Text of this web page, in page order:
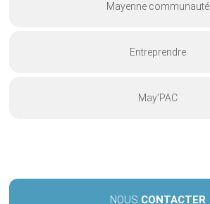
Mayenne communauté
Entreprendre
May’PAC
NOUS CONTACTER